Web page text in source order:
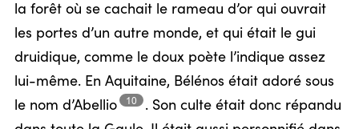
la forêt où se cachait le rameau d’or qui ouvrait
les portes d’un autre monde, et qui était le gui
druidique, comme le doux poète l’indique assez
lui-même. En Aquitaine, Bélénos était adoré sous
le nom d’Abellio 10 .Son culte était donc répandu